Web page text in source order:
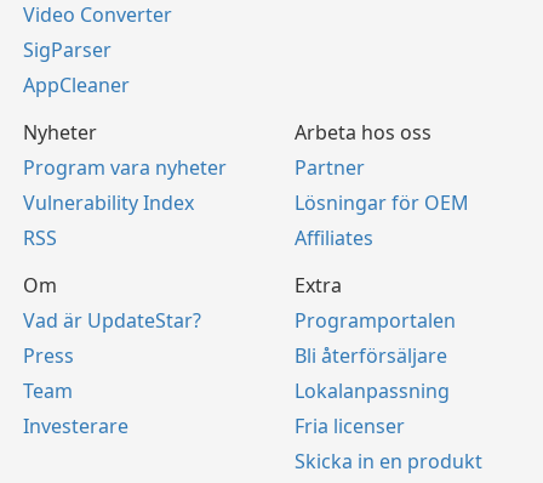
Video Converter
SigParser
AppCleaner
Nyheter
Program vara nyheter
Vulnerability Index
RSS
Arbeta hos oss
Partner
Lösningar för OEM
Affiliates
Om
Vad är UpdateStar?
Press
Team
Investerare
Extra
Programportalen
Bli återförsäljare
Lokalanpassning
Fria licenser
Skicka in en produkt